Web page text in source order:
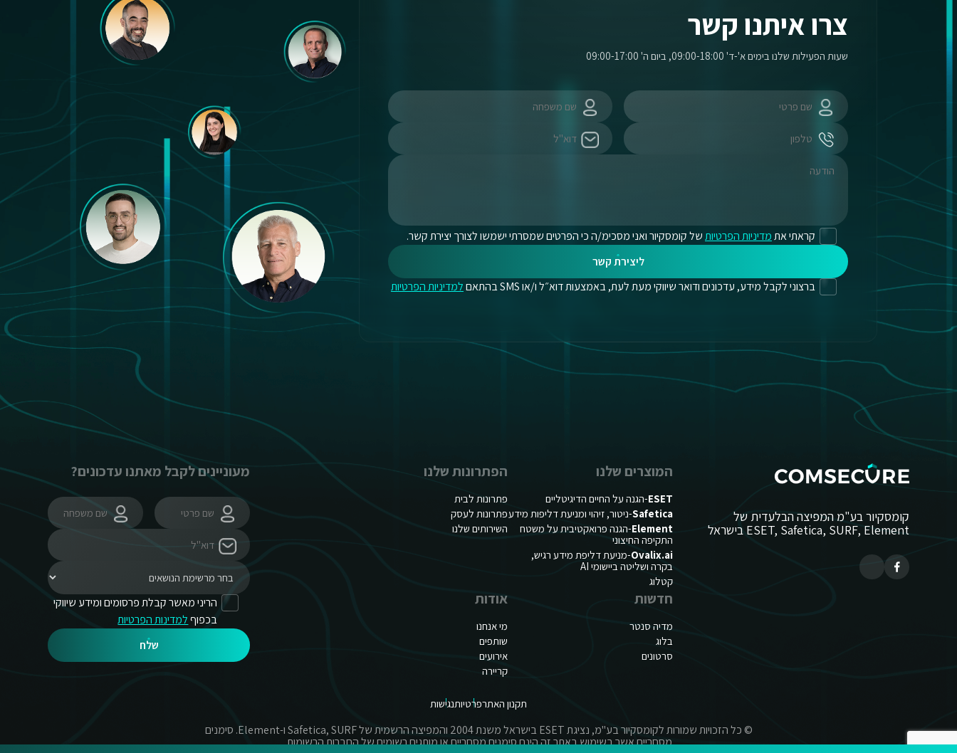
צרו איתנו קשר
שעות הפעילות שלנו בימים א'-ד' 09:00-18:00, ביום ה' 09:00-17:00
קראתי אתמדיניות הפרטיותשל קומסקיור ואני מסכימ/ה כי הפרטים שמסרתי ישמשו לצורך יצירת קשר.
ליצירת קשר
ברצוני לקבל מידע, עדכונים ודואר שיווקי מעת לעת, באמצעות דוא״ל ו/או SMS בהתאם
למדיניות הפרטיות
קומסקיור בע"מ המפיצה הבלעדית של
ESET, Safetica, SURF, Element בישראל
המוצרים שלנו
ESET-הגנה על החיים הדיגיטליים
Safetica-ניטור, זיהוי ומניעת דליפות מידע
Element-הגנה פרואקטיבית על משטח
התקיפה החיצוני
Ovalix.ai-מניעת דליפת מידע רגיש,
בקרה ושליטה ביישומי AI
קטלוג
הפתרונות שלנו
פתרונות לבית
פתרונות לעסק
השירותים שלנו
חדשות
מדיה סנטר
בלוג
סרטונים
אודות
מי אנחנו
שותפים
אירועים
קריירה
מעוניינים לקבל מאתנו עדכונים?
הריני מאשר קבלת פרסומים ומידע שיווקי
בכפוףלמדינות הפרטיות
שלח
תקנון האתרפרטיותנגישות
© כל הזכויות שמורות לקומסקיור בע"מ, נציגת ESET בישראל משנת 2004 והמפיצה הרשמית של Safetica, SURF ו-Element. סימנים
מסחריים אשר בשימוש באתר זה הינם סימנים מסחריים או מותגים רשומים של החברות הרשומות.